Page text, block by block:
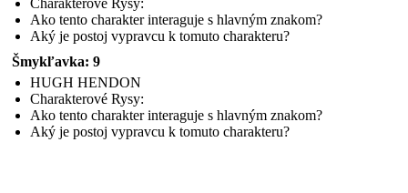
Ako tento charakter interaguje s hlavným znakom?
Aký je postoj vypravcu k tomuto charakteru?
Šmykľavka: 9
HUGH HENDON
Charakterové Rysy:
Ako tento charakter interaguje s hlavným znakom?
Aký je postoj vypravcu k tomuto charakteru?